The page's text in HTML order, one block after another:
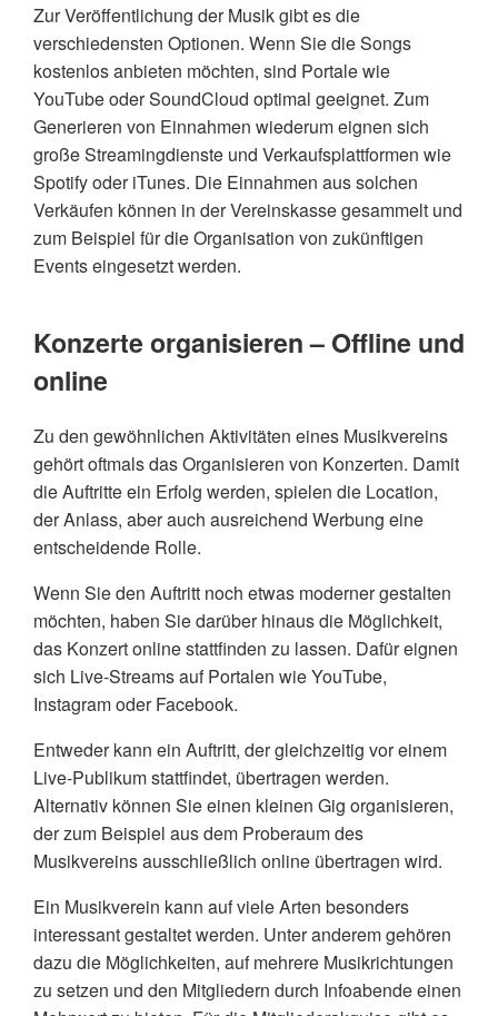
Zur Veröffentlichung der Musik gibt es die
verschiedensten Optionen. Wenn Sie die Songs
kostenlos anbieten möchten, sind Portale wie
YouTube oder SoundCloud optimal geeignet. Zum
Generieren von Einnahmen wiederum eignen sich
große Streamingdienste und Verkaufsplattformen wie
Spotify oder iTunes. Die Einnahmen aus solchen
Verkäufen können in der Vereinskasse gesammelt und
zum Beispiel für die Organisation von zukünftigen
Events eingesetzt werden.
Konzerte organisieren – Offline und
online
Zu den gewöhnlichen Aktivitäten eines Musikvereins
gehört oftmals das Organisieren von Konzerten. Damit
die Auftritte ein Erfolg werden, spielen die Location,
der Anlass, aber auch ausreichend Werbung eine
entscheidende Rolle.
Wenn Sie den Auftritt noch etwas moderner gestalten
möchten, haben Sie darüber hinaus die Möglichkeit,
das Konzert online stattfinden zu lassen. Dafür eignen
sich Live-Streams auf Portalen wie YouTube,
Instagram oder Facebook.
Entweder kann ein Auftritt, der gleichzeitig vor einem
Live-Publikum stattfindet, übertragen werden.
Alternativ können Sie einen kleinen Gig organisieren,
der zum Beispiel aus dem Proberaum des
Musikvereins ausschließlich online übertragen wird.
Ein Musikverein kann auf viele Arten besonders
interessant gestaltet werden. Unter anderem gehören
dazu die Möglichkeiten, auf mehrere Musikrichtungen
zu setzen und den Mitgliedern durch Infoabende einen